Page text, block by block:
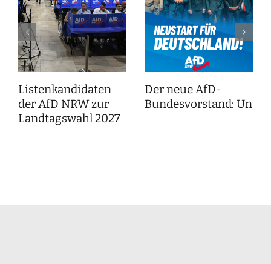
Listenkandidaten
der AfD NRW zur
Landtagswahl 2027
Der neue AfD-
Bundesvorstand: